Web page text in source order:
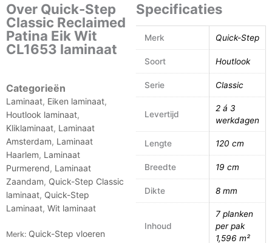
Over Quick-Step
Classic Reclaimed
Patina Eik Wit
CL1653 laminaat
Categorieën
Laminaat, Eiken laminaat,
Houtlook laminaat,
Kliklaminaat, Laminaat
Amsterdam, Laminaat
Haarlem, Laminaat
Purmerend, Laminaat
Zaandam, Quick-Step Classic
laminaat, Quick-Step
Laminaat, Wit laminaat
Merk: Quick-Step vloeren
Specificaties
Merk Quick-Step
Soort Houtlook
Serie Classic
Levertijd
2 á 3
werkdagen
Lengte 120 cm
Breedte 19 cm
Dikte 8 mm
Inhoud
7 planken
per pak
1,596 m²